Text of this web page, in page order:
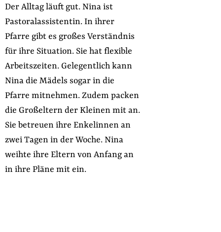
Der Alltag läuft gut. Nina ist
Pastoralassistentin. In ihrer
Pfarre gibt es großes Verständnis
für ihre Situation. Sie hat flexible
Arbeitszeiten. Gelegentlich kann
Nina die Mädels sogar in die
Pfarre mitnehmen. Zudem packen
die Großeltern der Kleinen mit an.
Sie betreuen ihre Enkelinnen an
zwei Tagen in der Woche. Nina
weihte ihre Eltern von Anfang an
in ihre Pläne mit ein.